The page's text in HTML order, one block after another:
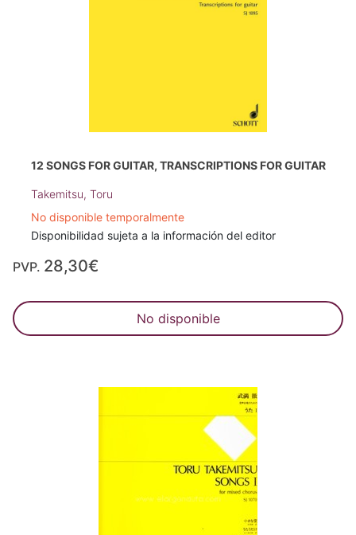
12 SONGS FOR GUITAR, TRANSCRIPTIONS FOR GUITAR
Takemitsu, Toru
No disponible temporalmente
Disponibilidad sujeta a la información del editor
PVP. 28,30€
No disponible